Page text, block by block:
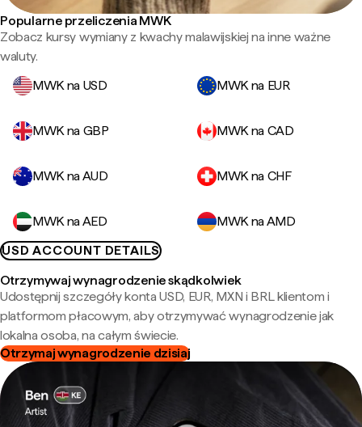
Popularne przeliczenia MWK
Zobacz kursy wymiany z kwachy malawijskiej na inne ważne
waluty.
MWK na USD
MWK na EUR
MWK na GBP MWK na CAD
MWK na AUD MWK na CHF
MWK na AED
MWK na AMD
USD ACCOUNT DETAILS
Otrzymywaj wynagrodzenie skądkolwiek
Udostępnij szczegóły konta USD, EUR, MXN i BRL klientom i
platformom płacowym, aby otrzymywać wynagrodzenie jak
lokalna osoba, na całym świecie.
Otrzymaj wynagrodzenie dzisiaj